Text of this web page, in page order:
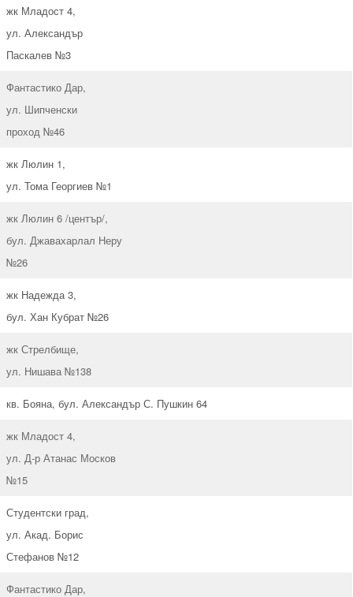
жк Младост 4,
ул. Александър
Паскалев №3
Фантастико Дар,
ул. Шипченски
проход №46
жк Люлин 1,
ул. Тома Георгиев №1
жк Люлин 6 /център/,
бул. Джавахарлал Неру
№26
жк Надежда 3,
бул. Хан Кубрат №26
жк Стрелбище,
ул. Нишава №138
кв. Бояна, бул. Александър С. Пушкин 64
жк Младост 4,
ул. Д-р Атанас Москов
№15
Студентски град,
ул. Акад. Борис
Стефанов №12
Фантастико Дар,